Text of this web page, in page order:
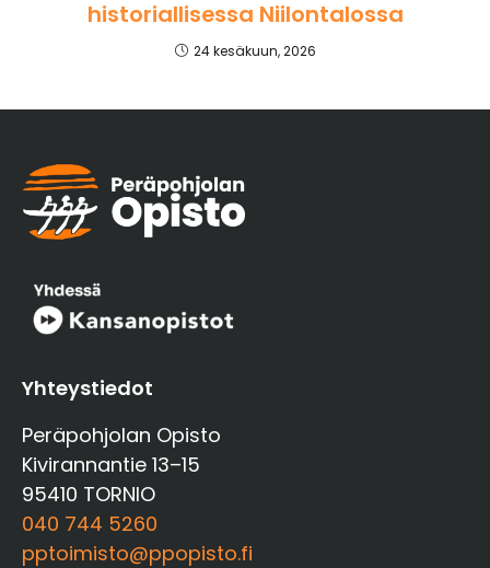
historiallisessa Niilontalossa
24 kesäkuun, 2026
Yhteystiedot
Peräpohjolan Opisto
Kivirannantie 13–15
95410 TORNIO
040 744 5260
pptoimisto@ppopisto.fi